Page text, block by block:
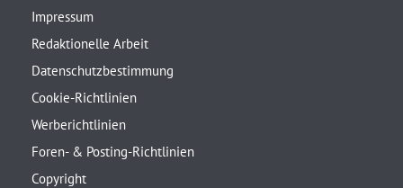
Impressum
Redaktionelle Arbeit
Datenschutzbestimmung
Cookie-Richtlinien
Werberichtlinien
Foren- & Posting-Richtlinien
Copyright